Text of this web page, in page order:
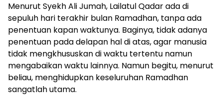
Menurut Syekh Ali Jumah, Lailatul Qadar ada di
sepuluh hari terakhir bulan Ramadhan, tanpa ada
penentuan kapan waktunya. Baginya, tidak adanya
penentuan pada delapan hal di atas, agar manusia
tidak mengkhususkan di waktu tertentu namun
mengabaikan waktu lainnya. Namun begitu, menurut
beliau, menghidupkan keseluruhan Ramadhan
sangatlah utama.